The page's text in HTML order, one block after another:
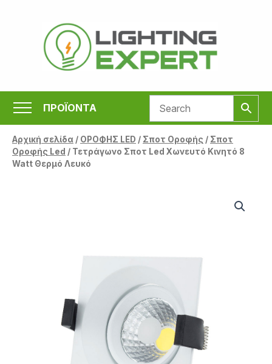
περιεχόμενο
ΠΡΟΪΟΝΤΑ
Αρχική σελίδα/ ΟΡΟΦΗΣ LED / Σποτ Οροφής / Σποτ
Οροφής Led / Τετράγωνο Σποτ Led Χωνευτό Κινητό 8
Watt Θερμό Λευκό